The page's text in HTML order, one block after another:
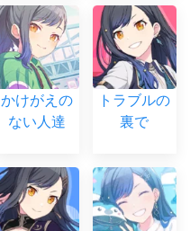
かけがえの
ない人達
トラブルの
裏で